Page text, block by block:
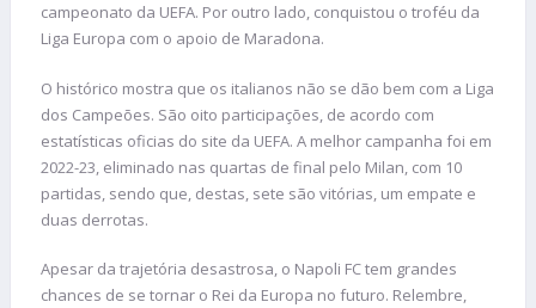
campeonato da UEFA. Por outro lado, conquistou o troféu da
Liga Europa com o apoio de Maradona.
O histórico mostra que os italianos não se dão bem com a Liga
dos Campeões. São oito participações, de acordo com
estatísticas oficias do site da UEFA. A melhor campanha foi em
2022-23, eliminado nas quartas de final pelo Milan, com 10
partidas, sendo que, destas, sete são vitórias, um empate e
duas derrotas.
Apesar da trajetória desastrosa, o Napoli FC tem grandes
chances de se tornar o Rei da Europa no futuro. Relembre,